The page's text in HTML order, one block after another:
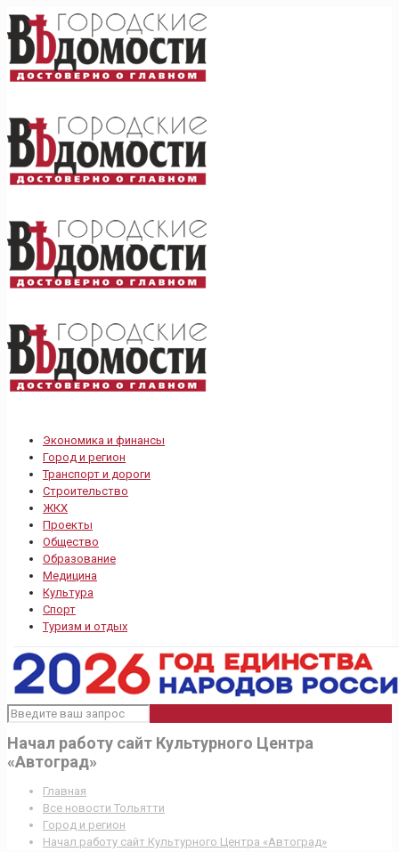
Экономика и финансы
Город и регион
Транспорт и дороги
Строительство
ЖКХ
Проекты
Общество
Образование
Медицина
Культура
Спорт
Туризм и отдых
Начал работу сайт Культурного Центра
«Автоград»
Главная
Все новости Тольятти
Город и регион
Начал работу сайт Культурного Центра «Автоград»